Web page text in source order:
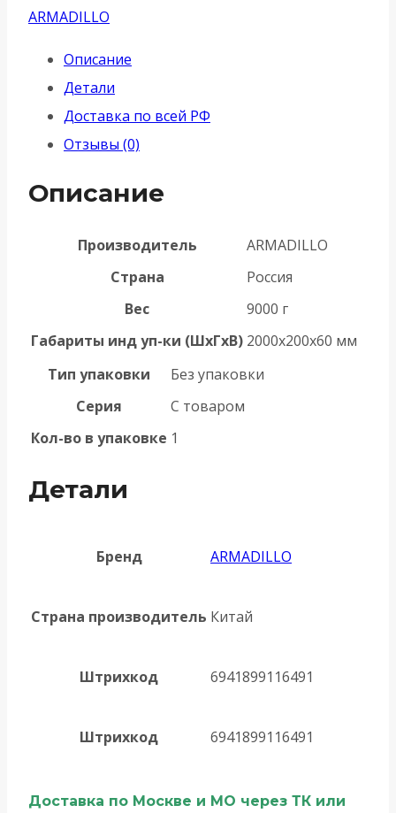
Armadillo
ARMADILLO
настенный
УЗКИЙ
ARMADILLO
Описание
Детали
Доставка по всей РФ
Отзывы (0)
Описание
Производитель
ARMADILLO
Страна
Россия
Вес
9000 г
Габариты инд уп-ки (ШхГхВ) 2000x200x60 мм
Тип упаковки
Без упаковки
Серия
С товаром
Кол-во в упаковке 1
Детали
Бренд ARMADILLO
Страна производитель Китай
Штрихкод 6941899116491
Штрихкод 6941899116491
Доставка по Москве и МО через ТК или